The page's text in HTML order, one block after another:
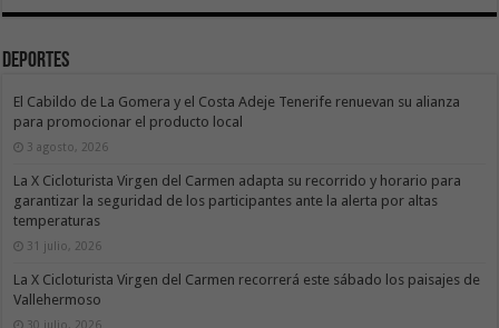
Deportes
El Cabildo de La Gomera y el Costa Adeje Tenerife renuevan su alianza
para promocionar el producto local
3 agosto, 2026
La X Cicloturista Virgen del Carmen adapta su recorrido y horario para
garantizar la seguridad de los participantes ante la alerta por altas
temperaturas
31 julio, 2026
La X Cicloturista Virgen del Carmen recorrerá este sábado los paisajes de
Vallehermoso
30 julio, 2026